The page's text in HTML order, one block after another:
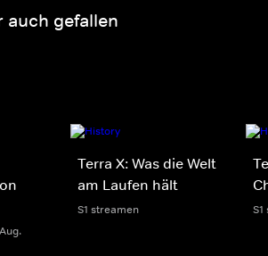
auch gefallen
Terra X: Was die Welt
am Laufen hält
S1 streamen